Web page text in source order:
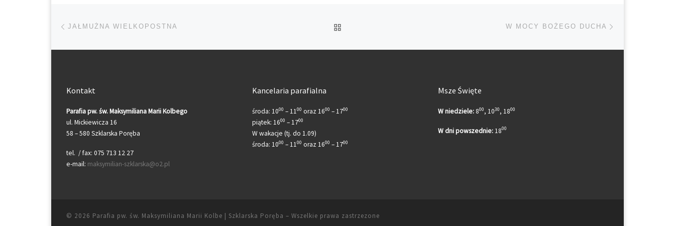
Przeglądanie Wpisów
JAŁMUŻNA WIELKOPOSTNA W MOCY BOŻEGO DUCHA
Kontakt
Parafia pw. św. Maksymiliana Marii Kolbego
ul. Mickiewicza 16
58 – 580 Szklarska Poręba
tel. / fax: 075 713 12 27
e-mail: maksymilian-szklarska@o2.pl
Kancelaria parafialna
środa: 1000 – 1100 oraz 1600 – 1700
piątek: 1600 – 1700
W wakacje (tj. do 1.09)
środa: 1000 – 1100 oraz 1600 – 1700
Msze Święte
W niedziele: 800, 1030, 1800
W dni powszednie:1800
© 2026 Parafia pw. św. Maksymiliana Marii Kolbe | Szklarska Poręba – Wszelkie prawa zastrzezone